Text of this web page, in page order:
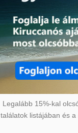
Legalább 15%-kal
találatok listájában és